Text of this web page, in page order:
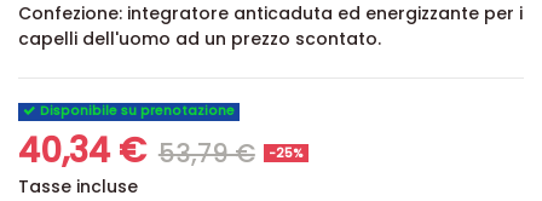
Confezione: integratore anticaduta ed energizzante per i
capelli dell'uomo ad un prezzo scontato.
Disponibile su prenotazione
40,34 € 53,79 € -25%
Tasse incluse